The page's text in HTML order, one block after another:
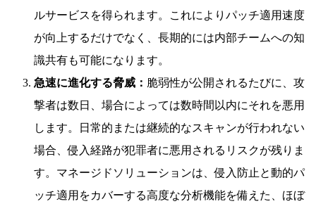
ルサービスを得られます。これによりパッチ適用速度
が向上するだけでなく、長期的には内部チームへの知
識共有も可能になります。
急速に進化する脅威： 脆弱性が公開されるたびに、攻
撃者は数日、場合によっては数時間以内にそれを悪用
します。日常的または継続的なスキャンが行われない
場合、侵入経路が犯罪者に悪用されるリスクが残りま
す。マネージドソリューションは、侵入防止と動的パ
ッチ適用をカバーする高度な分析機能を備えた、ほぼ